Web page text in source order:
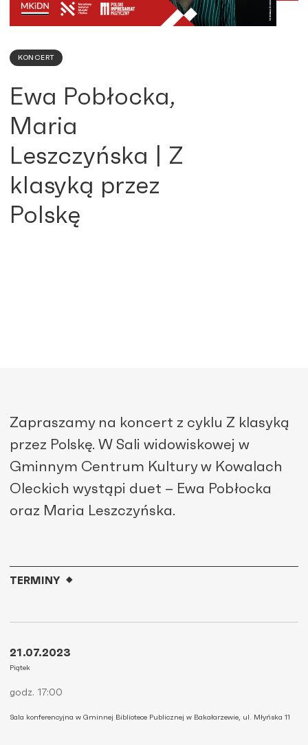
KONCERT
Ewa Pobłocka,
Maria
Leszczyńska | Z
klasyką przez
Polskę
Zapraszamy na koncert z cyklu Z klasyką
przez Polskę. W Sali widowiskowej w
Gminnym Centrum Kultury w Kowalach
Oleckich wystąpi duet – Ewa Pobłocka
oraz Maria Leszczyńska.
TERMINY
21.07.2023
Piątek
godz. 17:00
Sala konferencyjna w Gminnej Bibliotece Publicznej w Bakałarzewie, ul. Młyńska 11